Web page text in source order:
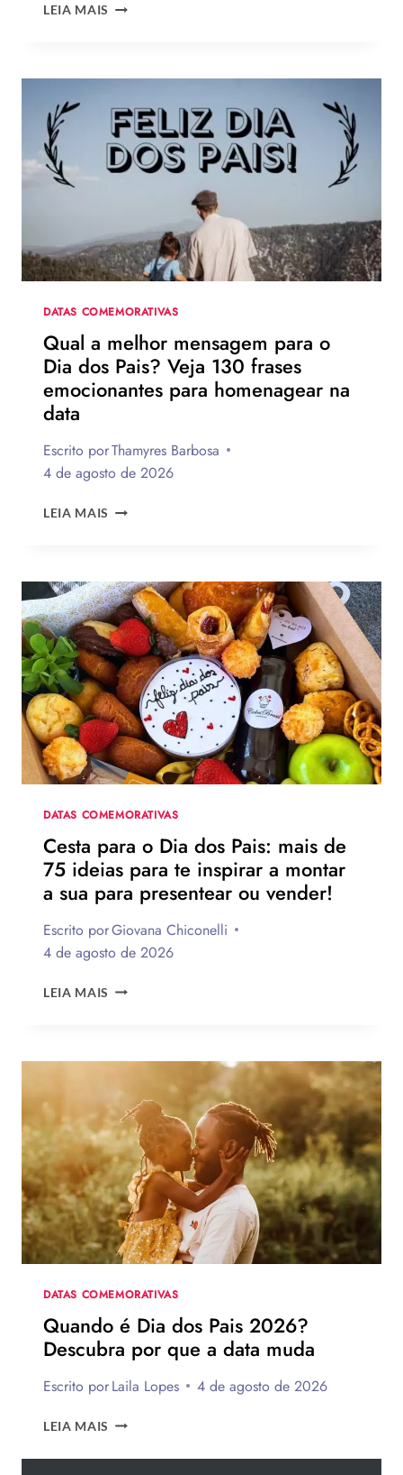
LEIA MAIS OS
ZENDAYA
TURNÊ
DE
DIVULGAÇÃO
DE
UM
NOVO
DIA
DATAS COMEMORATIVAS
Qual a melhor mensagem para o
Dia dos Pais? Veja 130 frases
emocionantes para homenagear na
data
Escrito porThamyres Barbosa
4 de agosto de 2026
LEIA MAIS QUAL
PARA
O
DIA
DOS
PAIS?
VEJA
130
FRASES
EMOCIONANTES
PARA
HOMENAGEAR
DATA
DATAS COMEMORATIVAS
Cesta para o Dia dos Pais: mais de
75 ideias para te inspirar a montar
a sua para presentear ou vender!
Escrito porGiovana Chiconelli
4 de agosto de 2026
LEIA MAIS CESTA
DOS
MAIS
DE
75
IDEIAS
PARA
TE
INSPIRAR
A
MONTAR
SUA
PRESENTEAR
OU
DATAS COMEMORATIVAS
Quando é Dia dos Pais 2026?
Descubra por que a data muda
Escrito porLaila Lopes 4 de agosto de 2026
LEIA MAIS QUANDO
DIA